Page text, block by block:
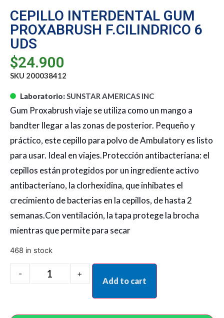
CEPILLO INTERDENTAL GUM
PROXABRUSH F.CILINDRICO 6
UDS
$24.900
SKU 200038412
Laboratorio:SUNSTAR AMERICAS INC
Gum Proxabrush viaje se utiliza como un mango a
bandter llegar a las zonas de posterior. Pequeño y
práctico, este cepillo para polvo de Ambulatory es listo
para usar. Ideal en viajes.Protección antibacteriana: el
cepillos están protegidos por un ingrediente activo
antibacteriano, la clorhexidina, que inhibates el
crecimiento de bacterias en la cepillos, de hasta 2
semanas.Con ventilación, la tapa protege la brocha
mientras que permite para secar
468 in stock
- +
Add to cart